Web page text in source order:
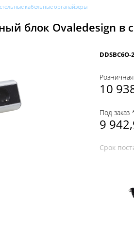
кабельные органайзеры
блок Ovaledesign в
10
Под заказ
9
Срок